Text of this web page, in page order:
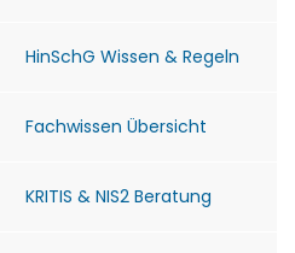
HinSchG Wissen & Regeln
Fachwissen Übersicht
KRITIS & NIS2 Beratung